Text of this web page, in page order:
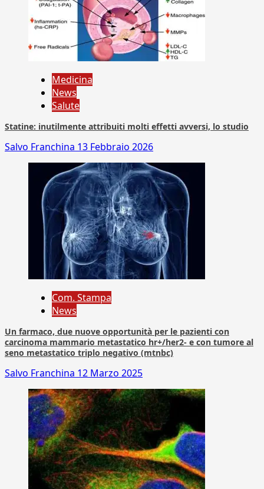
Medicina
News
Salute
Statine: inutilmente attribuiti molti effetti avversi, lo studio
Salvo Franchina 13 Febbraio 2026
Com. Stampa
News
Un farmaco, due nuove opportunità per le pazienti con
carcinoma mammario metastatico hr+/her2- e con tumore al
seno metastatico triplo negativo (mtnbc)
Salvo Franchina 12 Marzo 2025